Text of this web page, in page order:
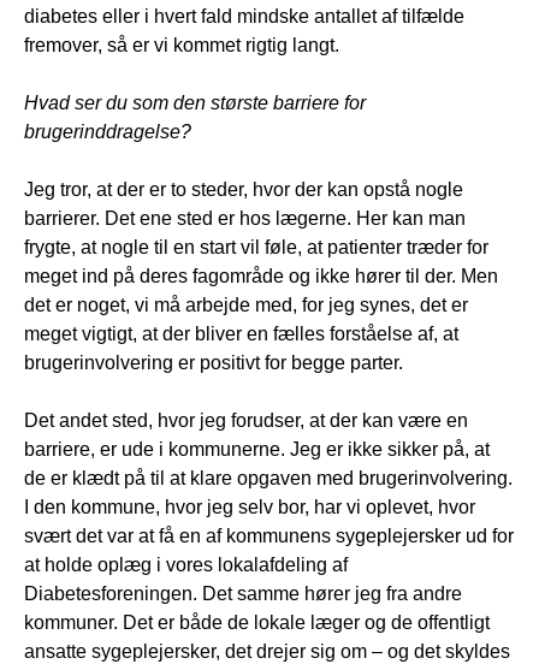
diabetes eller i hvert fald mindske antallet af tilfælde
fremover, så er vi kommet rigtig langt.
Hvad ser du som den største barriere for
brugerinddragelse?
Jeg tror, at der er to steder, hvor der kan opstå nogle
barrierer. Det ene sted er hos lægerne. Her kan man
frygte, at nogle til en start vil føle, at patienter træder for
meget ind på deres fagområde og ikke hører til der. Men
det er noget, vi må arbejde med, for jeg synes, det er
meget vigtigt, at der bliver en fælles forståelse af, at
brugerinvolvering er positivt for begge parter.
Det andet sted, hvor jeg forudser, at der kan være en
barriere, er ude i kommunerne. Jeg er ikke sikker på, at
de er klædt på til at klare opgaven med brugerinvolvering.
I den kommune, hvor jeg selv bor, har vi oplevet, hvor
svært det var at få en af kommunens sygeplejersker ud for
at holde oplæg i vores lokalafdeling af
Diabetesforeningen. Det samme hører jeg fra andre
kommuner. Det er både de lokale læger og de offentligt
ansatte sygeplejersker, det drejer sig om – og det skyldes